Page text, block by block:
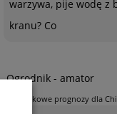
warzywa, pije wodę z
kranu? Co
Ogrodnik - amator
Jabłkowe prognozy dla